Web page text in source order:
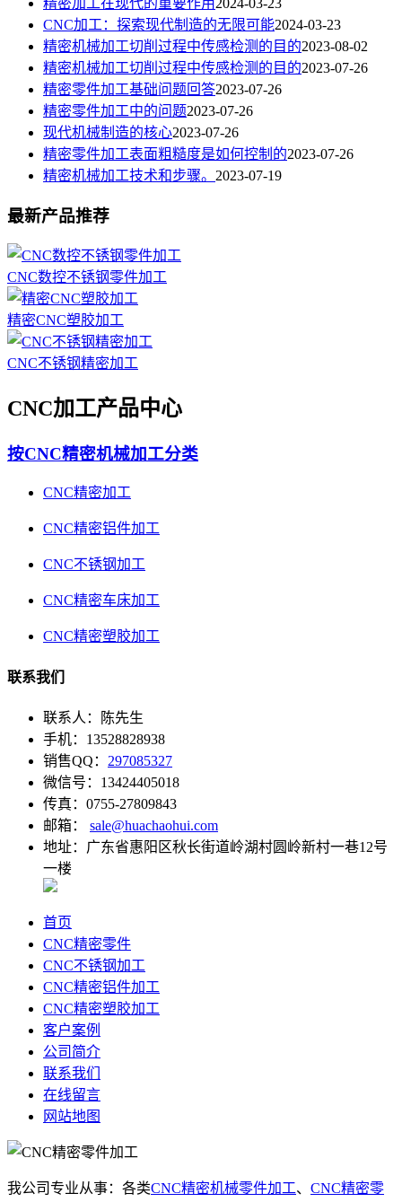
精密加工在现代的重要作用 2024-03-23
CNC加工：探索现代制造的无限可能2024-03-23
精密机械加工切削过程中传感检测的目的2023-08-02
精密机械加工切削过程中传感检测的目的2023-07-26
精密零件加工基础问题回答2023-07-26
精密零件加工中的问题2023-07-26
现代机械制造的核心2023-07-26
精密零件加工表面粗糙度是如何控制的2023-07-26
精密机械加工技术和步骤。 2023-07-19
最新产品推荐
CNC数控不锈钢零件加工
精密CNC塑胶加工
CNC不锈钢精密加工
CNC加工产品中心
按CNC精密机械加工分类
CNC精密加工
CNC精密铝件加工
CNC不锈钢加工
CNC精密车床加工
CNC精密塑胶加工
联系我们
联系人：陈先生
手机：13528828938
销售QQ： 297085327
微信号：13424405018
传真：0755-27809843
邮箱： sale@huachaohui.com
地址：广东省惠阳区秋长街道岭湖村圆岭新村一巷12号
一楼
首页
CNC精密零件
CNC不锈钢加工
CNC精密铝件加工
CNC精密塑胶加工
客户案例
公司简介
联系我们
在线留言
网站地图
我公司专业从事：各类CNC精密机械零件加工、 CNC精密零